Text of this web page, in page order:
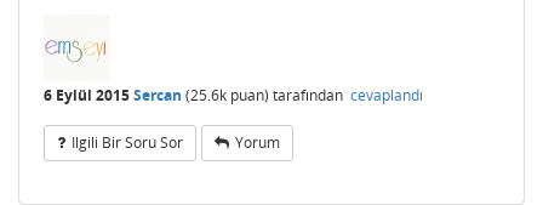
6 Eylül 2015Sercan (25.6k puan) tarafından cevaplandı
Ilgili Bir Soru Sor Yorum